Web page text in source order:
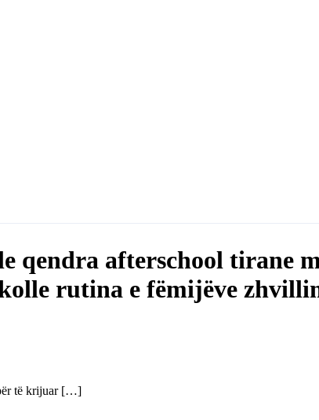
qendra afterschool tirane
rutina e fëmijëve
të krijuar […]